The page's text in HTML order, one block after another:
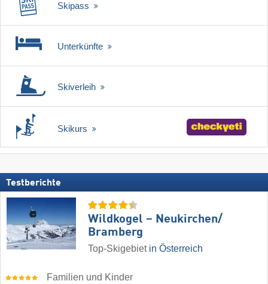
Skipass
Unterkünfte
Skiverleih
Skikurs
Testberichte
Wildkogel – Neukirchen/​
Bramberg
Top-Skigebiet in Österreich
Familien und Kinder